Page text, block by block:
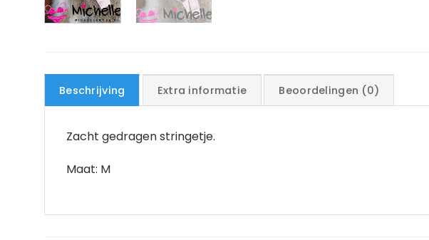
Beschrijving Extra informatie Beoordelingen (0)
Zacht gedragen stringetje.
Maat: M